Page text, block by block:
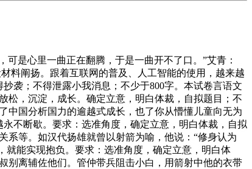
是心里一曲正在翻腾，于是一曲开不了口。”艾青：
料阐扬。跟着互联网的普及、人工智能的使用，越来越
袭；不得泄露小我消息；不少于800字。本试卷言语文
松，沉淀，成长。确定立意，明白体裁，自拟题目；不
中国分析国力的逾越式成长，也了你从懵懂儿童向无为
不断歇。要求：选准角度，确定立意，明白体裁，自拟
系等。如汉代扬雄就曾以射箭为喻，他说：“修身认为
就能实现抱负。要求：选准角度，确定立意，明白体
别离辅佐他们。管仲带兵阻击小白，用箭射中他的衣带